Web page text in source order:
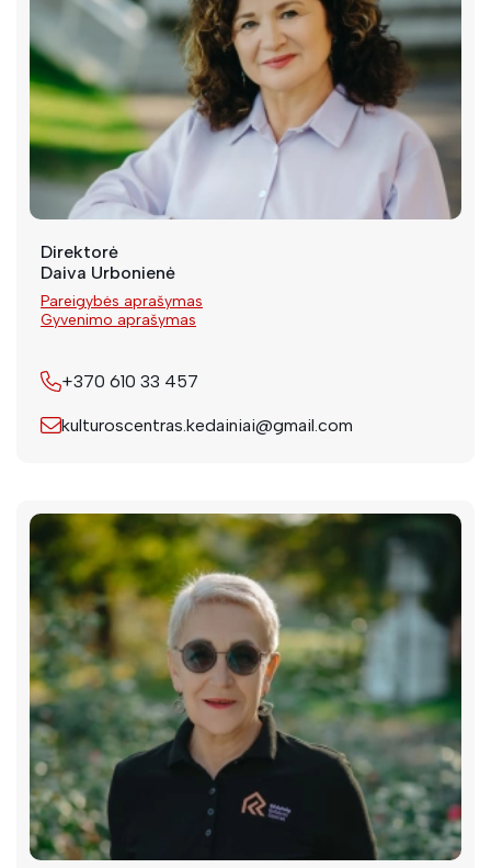
Direktorė
Daiva Urbonienė
Pareigybės aprašymas
Gyvenimo aprašymas
+370 610 33 457
kulturoscentras.kedainiai@gmail.com